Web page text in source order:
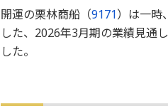
開運の栗林商船（9171）は一時
した、2026年3月期の業績見通
した。